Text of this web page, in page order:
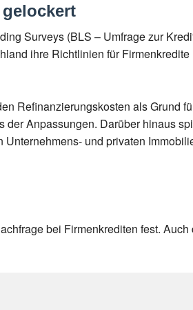
Surveys (BLS – Umfrage zur
ihre Richtlinien für Firmenkredite
Refinanzierungskosten als Grund
Anpassungen. Darüber hinaus
und privaten
bei Firmenkrediten fest. Auch